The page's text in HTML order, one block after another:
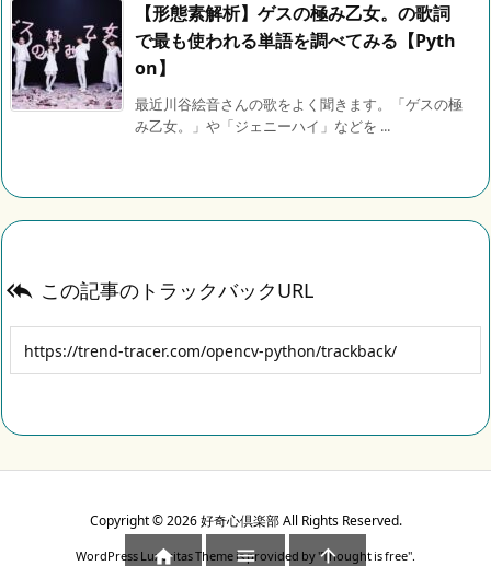
【形態素解析】ゲスの極み乙女。の歌詞
で最も使われる単語を調べてみる【Pyth
on】
最近川谷絵音さんの歌をよく聞きます。「ゲスの極
み乙女。」や「ジェニーハイ」などを ...
 この記事のトラックバックURL
Copyright ©2026 好奇心倶楽部All Rights Reserved.
WordPress Luxeritas Theme is provided by "Thought is free".
  